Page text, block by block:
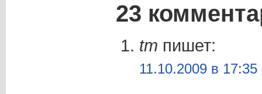
23
tm пишет:
11.10.2009 в 17:35